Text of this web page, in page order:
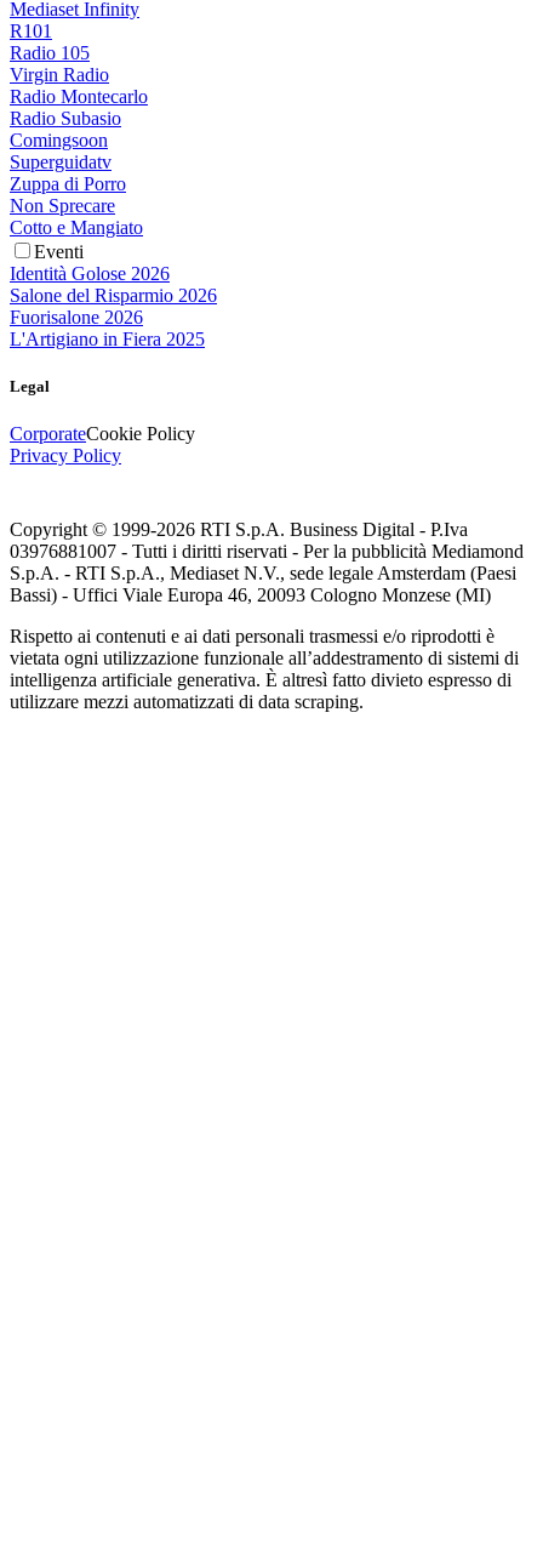
Mediaset Infinity
R101
Radio 105
Virgin Radio
Radio Montecarlo
Radio Subasio
Comingsoon
Superguidatv
Zuppa di Porro
Non Sprecare
Cotto e Mangiato
Eventi
Identità Golose 2026
Salone del Risparmio 2026
Fuorisalone 2026
L'Artigiano in Fiera 2025
Legal
CorporateCookie Policy
Privacy Policy
Copyright © 1999-2026 RTI S.p.A. Business Digital - P.Iva
03976881007 - Tutti i diritti riservati - Per la pubblicità Mediamond
S.p.A. - RTI S.p.A., Mediaset N.V., sede legale Amsterdam (Paesi
Bassi) - Uffici Viale Europa 46, 20093 Cologno Monzese (MI)
Rispetto ai contenuti e ai dati personali trasmessi e/o riprodotti è
vietata ogni utilizzazione funzionale all’addestramento di sistemi di
intelligenza artificiale generativa. È altresì fatto divieto espresso di
utilizzare mezzi automatizzati di data scraping.